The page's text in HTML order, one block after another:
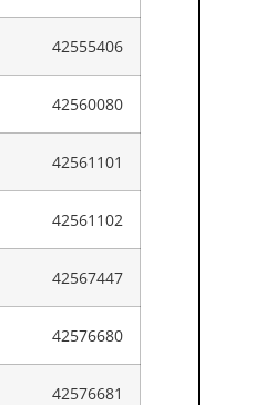
42555406
42560080
42561101
42561102
42567447
42576680
42576681